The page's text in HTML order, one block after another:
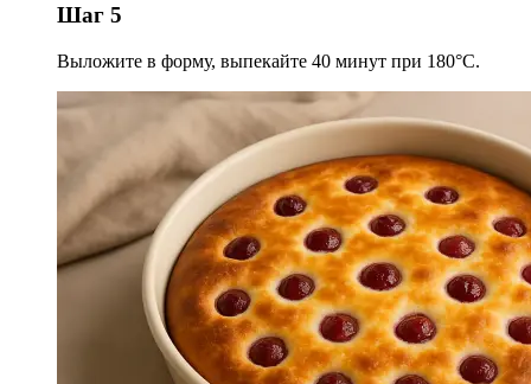
Шаг 5
Выложите в форму, выпекайте 40 минут при 180°C.